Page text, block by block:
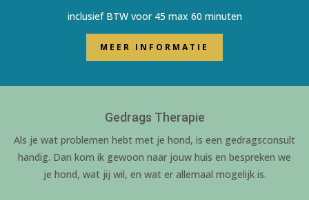
inclusief BTW voor 45 max 60 minuten
MEER INFORMATIE
Gedrags Therapie
Als je wat problemen hebt met je hond, is een gedragsconsult
handig. Dan kom ik gewoon naar jouw huis en bespreken we
je hond, wat jij wil, en wat er allemaal mogelijk is.